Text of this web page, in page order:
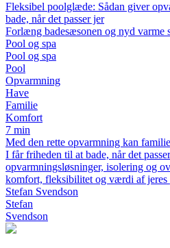
Fleksibel poolglæde: Sådan giver
bade, når det passer jer
Forlæng badesæsonen og nyd varme
Pool og spa
Pool og spa
Pool
Opvarmning
Have
Familie
Komfort
7 min
Med den rette opvarmning kan
I får friheden til at bade, når det
opvarmningsløsninger, isolering og
komfort, fleksibilitet og værdi af jeres
Stefan Svendson
Stefan
Svendson